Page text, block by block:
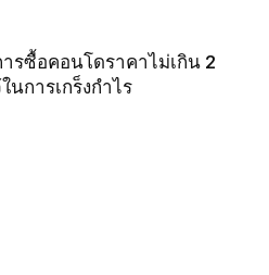
รซื้อคอนโดราคาไม่เกิน 2
นการเกร็งกำไร